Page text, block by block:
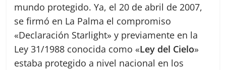
mundo protegido. Ya, el 20 de abril de 2007,
se firmó en La Palma el compromiso
«Declaración Starlight» y previamente en la
Ley 31/1988 conocida como «Ley del Cielo»
estaba protegido a nivel nacional en los